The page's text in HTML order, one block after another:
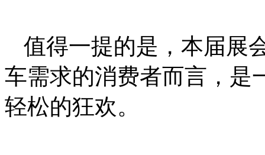
值得一提的是，本届展
车需求的消费者而言，是
轻松的狂欢。